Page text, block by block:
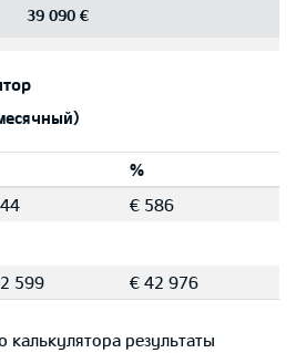
39 090 €
%
€ 586
599 € 42 976
результаты